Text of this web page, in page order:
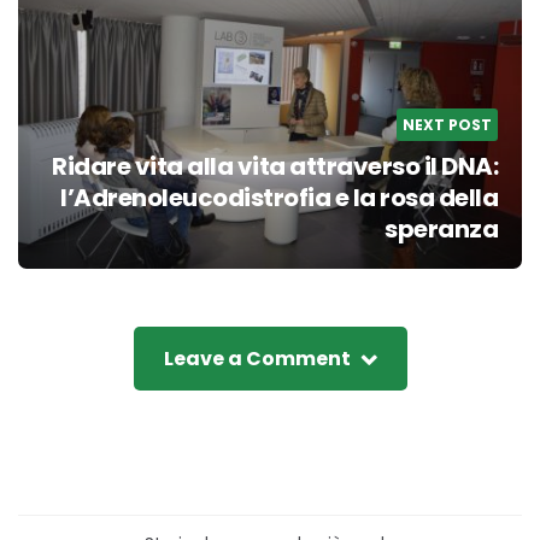
NEXT POST
Ridare vita alla vita attraverso il DNA:
l’Adrenoleucodistrofia e la rosa della
speranza
Leave a Comment